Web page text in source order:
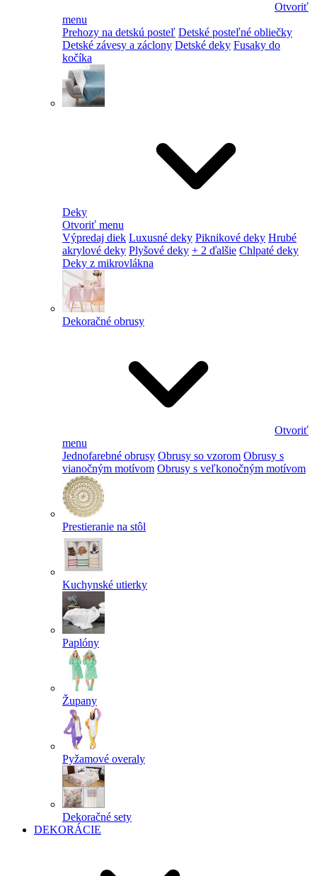
Otvoriť
menu
Prehozy na detskú posteľ Detské posteľné obliečky
Detské závesy a záclony Detské deky Fusaky do
kočíka
Deky
Otvoriť menu
Výpredaj diek Luxusné deky Piknikové deky Hrubé
akrylové deky Plyšové deky + 2 ďalšie Chlpaté deky
Deky z mikrovlákna
Dekoračné obrusy
Otvoriť
menu
Jednofarebné obrusy Obrusy so vzorom Obrusy s
vianočným motívom Obrusy s veľkonočným motívom
Prestieranie na stôl
Kuchynské utierky
Paplóny
Župany
Pyžamové overaly
Dekoračné sety
DEKORÁCIE